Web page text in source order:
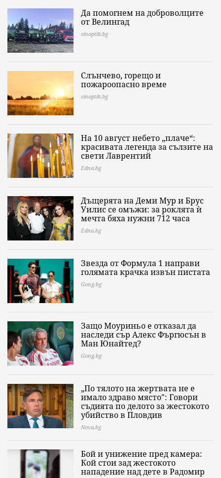
Да помогнем на доброволците
от Велингад
sinoptik.bg
Слънчево, горещо и
пожароопасно време
sinoptik.bg
На 10 август небето „плаче“:
красивата легенда за сълзите на
свети Лаврентий
Edna.bg
Дъщерята на Деми Мур и Брус
Уилис се омъжи: за роклята ѝ
мечта бяха нужни 712 часа
Edna.bg
Звезда от Формула 1 направи
голямата крачка извън пистата
Gong.bg
Защо Моуриньо е отказал да
наследи сър Алекс Фъргюсън в
Ман Юнайтед?
Gong.bg
„По тялото на жертвата не е
имало здраво място": Говори
съдията по делото за жестокото
убийство в Пловдив
Nova.bg
Бой и унижение пред камера:
Кой стои зад жестокото
нападение над дете в Радомир